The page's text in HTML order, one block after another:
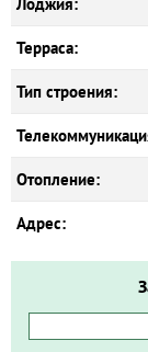
Терраса:
Тип строения:
Отопление:
Адрес: